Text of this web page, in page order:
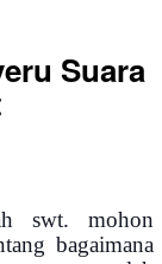
Suara
swt. mohon
bagaimana